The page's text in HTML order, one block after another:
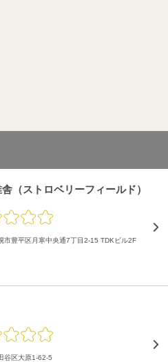
（ストロベリーフィールド）
市豊平区月寒中央通7丁目2-15 TDKビル2F
谷区大原1-62-5